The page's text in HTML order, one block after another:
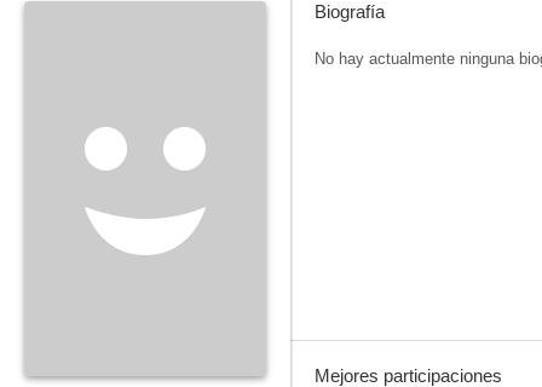
Biografía
No hay actualmente ninguna
Mejores participaciones